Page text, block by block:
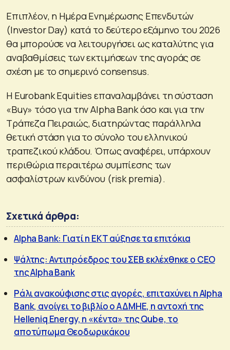
Επιπλέον, η Ημέρα Ενημέρωσης Επενδυτών
(Investor Day) κατά το δεύτερο εξάμηνο του 2026
θα μπορούσε να λειτουργήσει ως καταλύτης για
αναβαθμίσεις των εκτιμήσεων της αγοράς σε
σχέση με το σημερινό consensus.
Η Eurobank Equities επαναλαμβάνει τη σύσταση
«Buy» τόσο για την Alpha Bank όσο και για την
Τράπεζα Πειραιώς, διατηρώντας παράλληλα
θετική στάση για το σύνολο του ελληνικού
τραπεζικού κλάδου. Όπως αναφέρει, υπάρχουν
περιθώρια περαιτέρω συμπίεσης των
ασφαλίστρων κινδύνου (risk premia).
Σχετικά άρθρα:
Alpha Bank: Γιατί η ΕΚΤ αύξησε τα επιτόκια
Ψάλτης: Αντιπρόεδρος του ΣΕΒ εκλέχθηκε ο CEO
της Alpha Bank
Ράλι ανακούφισης στις αγορές, επιταχύνει η Alpha
Bank, ανοίγει το βιβλίο ο ΑΔΜΗΕ, η αντοχή της
Helleniq Energy, η «κέντα» της Qube, το
αποτύπωμα Θεοδωρικάκου